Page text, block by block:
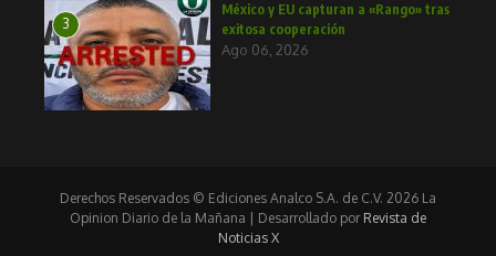
3
México y EU capturan a «Rango» tras
exitosa cooperación
Ago 06, 2026
Derechos Reservados © Ediciones Analco S.A. de C.V. 2026 La
Opinion Diario de la Mañana | Desarrollado por Revista de
Noticias X